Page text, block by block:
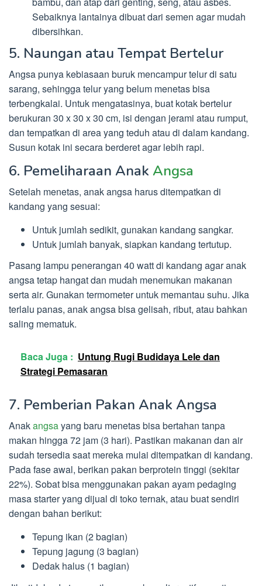
Sebaiknya lantainya dibuat dari semen agar mudah
dibersihkan.
5. Naungan atau Tempat Bertelur
Angsa punya kebiasaan buruk mencampur telur di satu
sarang, sehingga telur yang belum menetas bisa
terbengkalai. Untuk mengatasinya, buat kotak bertelur
berukuran 30 x 30 x 30 cm, isi dengan jerami atau rumput,
dan tempatkan di area yang teduh atau di dalam kandang.
Susun kotak ini secara berderet agar lebih rapi.
6. Pemeliharaan Anak Angsa
Setelah menetas, anak angsa harus ditempatkan di
kandang yang sesuai:
Untuk jumlah sedikit, gunakan kandang sangkar.
Untuk jumlah banyak, siapkan kandang tertutup.
Pasang lampu penerangan 40 watt di kandang agar anak
angsa tetap hangat dan mudah menemukan makanan
serta air. Gunakan termometer untuk memantau suhu. Jika
terlalu panas, anak angsa bisa gelisah, ribut, atau bahkan
saling mematuk.
Baca Juga : Untung Rugi Budidaya Lele dan
Strategi Pemasaran
7. Pemberian Pakan Anak Angsa
Anakangsayang baru menetas bisa bertahan tanpa
makan hingga 72 jam (3 hari). Pastikan makanan dan air
sudah tersedia saat mereka mulai ditempatkan di kandang.
Pada fase awal, berikan pakan berprotein tinggi (sekitar
22%). Sobat bisa menggunakan pakan ayam pedaging
masa starter yang dijual di toko ternak, atau buat sendiri
dengan bahan berikut:
Tepung ikan (2 bagian)
Tepung jagung (3 bagian)
Dedak halus (1 bagian)